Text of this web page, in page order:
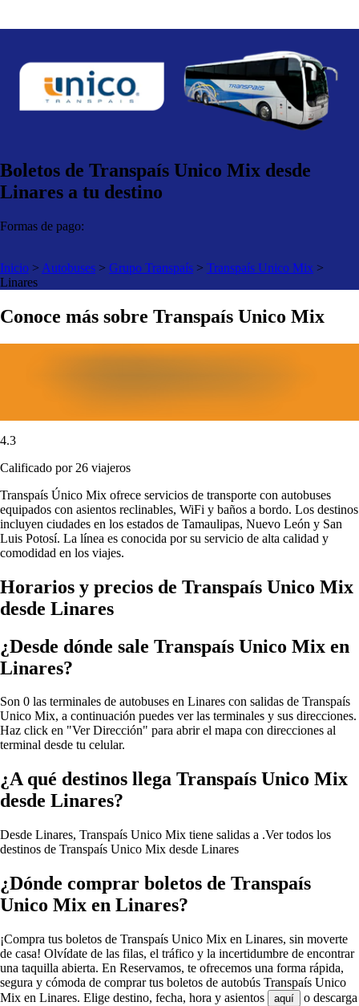
Boletos de Transpaís Unico Mix desde
Linares a tu destino
Formas de pago:
Inicio > Autobuses > Grupo Transpaís > Transpaís Unico Mix >
Linares
Conoce más sobre Transpaís Unico Mix
4.3
Calificado por 26 viajeros
Transpaís Único Mix ofrece servicios de transporte con autobuses
equipados con asientos reclinables, WiFi y baños a bordo. Los destinos
incluyen ciudades en los estados de Tamaulipas, Nuevo León y San
Luis Potosí. La línea es conocida por su servicio de alta calidad y
comodidad en los viajes.
Horarios y precios de Transpaís Unico Mix
desde Linares
¿Desde dónde sale Transpaís Unico Mix en
Linares?
Son 0 las terminales de autobuses en Linares con salidas de Transpaís
Unico Mix, a continuación puedes ver las terminales y sus direcciones.
Haz click en "Ver Dirección" para abrir el mapa con direcciones al
terminal desde tu celular.
¿A qué destinos llega Transpaís Unico Mix
desde Linares?
Desde Linares, Transpaís Unico Mix tiene salidas a .Ver todos los
destinos de Transpaís Unico Mix desde Linares
¿Dónde comprar boletos de Transpaís
Unico Mix en Linares?
¡Compra tus boletos de Transpaís Unico Mix en Linares, sin moverte
de casa! Olvídate de las filas, el tráfico y la incertidumbre de encontrar
una taquilla abierta. En Reservamos, te ofrecemos una forma rápida,
segura y cómoda de comprar tus boletos de autobús Transpaís Unico
Mix en Linares. Elige destino, fecha, hora y asientos
aquí
o descarga